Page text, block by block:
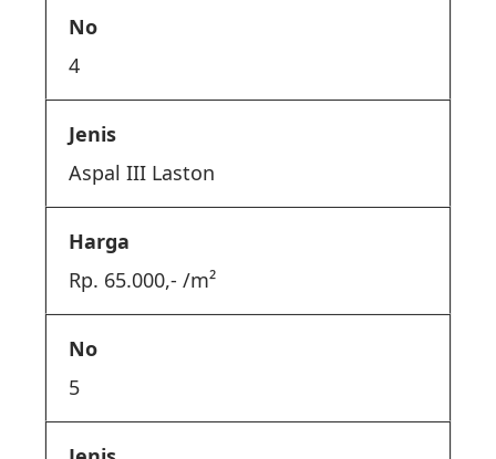
4
Aspal III Laston
Rp. 65.000,- /m²
5